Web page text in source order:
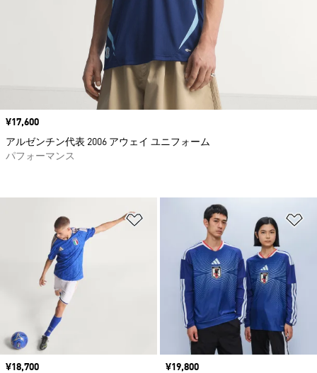
ほしいものリストに追加
価格
¥18,700
価格
¥19,800
価格
¥17,600
アルゼンチン代表 2006 アウェイ ユニフォーム
パフォーマンス